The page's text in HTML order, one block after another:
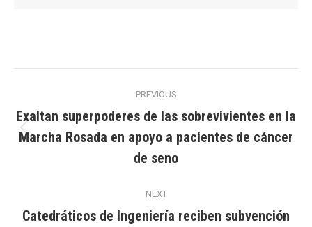
navigation
PREVIOUS
Previous
post:
Exaltan superpoderes de las sobrevivientes en la
Marcha Rosada en apoyo a pacientes de cáncer
de seno
NEXT
Catedráticos de Ingeniería reciben subvención